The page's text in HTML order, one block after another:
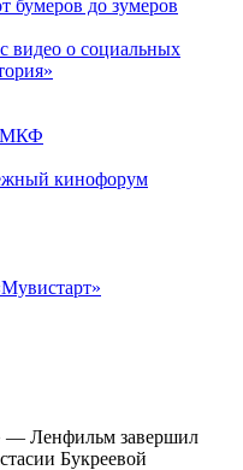
бумеров до зумеров
видео о социальных
кинофорум
— Ленфильм завершил
Букреевой